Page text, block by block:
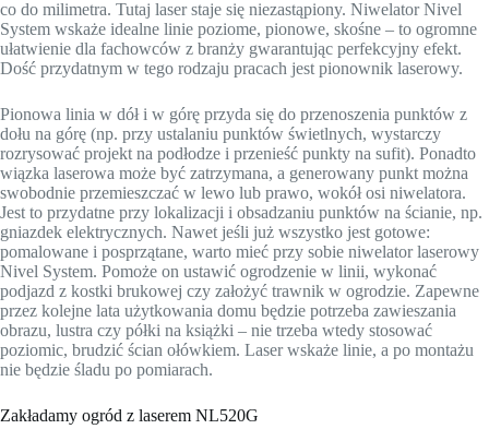
co do milimetra. Tutaj laser staje się niezastąpiony. Niwelator Nivel
System wskaże idealne linie poziome, pionowe, skośne – to ogromne
ułatwienie dla fachowców z branży gwarantując perfekcyjny efekt.
Dość przydatnym w tego rodzaju pracach jest pionownik laserowy.
Pionowa linia w dół i w górę przyda się do przenoszenia punktów z
dołu na górę (np. przy ustalaniu punktów świetlnych, wystarczy
rozrysować projekt na podłodze i przenieść punkty na sufit). Ponadto
wiązka laserowa może być zatrzymana, a generowany punkt można
swobodnie przemieszczać w lewo lub prawo, wokół osi niwelatora.
Jest to przydatne przy lokalizacji i obsadzaniu punktów na ścianie, np.
gniazdek elektrycznych. Nawet jeśli już wszystko jest gotowe:
pomalowane i posprzątane, warto mieć przy sobie niwelator laserowy
Nivel System. Pomoże on ustawić ogrodzenie w linii, wykonać
podjazd z kostki brukowej czy założyć trawnik w ogrodzie. Zapewne
przez kolejne lata użytkowania domu będzie potrzeba zawieszania
obrazu, lustra czy półki na książki – nie trzeba wtedy stosować
poziomic, brudzić ścian ołówkiem. Laser wskaże linie, a po montażu
nie będzie śladu po pomiarach.
Zakładamy ogród z laserem NL520G